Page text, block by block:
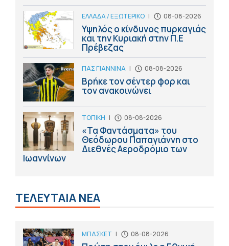
ΕΛΛΑΔΑ / ΕΞΩΤΕΡΙΚΟ | 08-08-2026
Υψηλός ο κίνδυνος πυρκαγιάς
και την Κυριακή στην Π.Ε
Πρέβεζας
ΠΑΣ ΓΙΑΝΝΙΝΑ | 08-08-2026
Βρήκε τον σέντερ φορ και
τον ανακοινώνει
ΤΟΠΙΚΗ | 08-08-2026
«Τα Φαντάσματα» του
Θεόδωρου Παπαγιάννη στο
Διεθνές Αεροδρόμιο των
Ιωαννίνων
ΤΕΛΕΥΤΑΙΑ ΝΕΑ
ΜΠΑΣΚΕΤ | 08-08-2026